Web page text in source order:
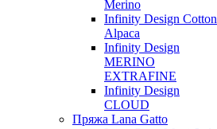
Merino
Infinity Design Cotton
Alpaca
Infinity Design
MERINO
EXTRAFINE
Infinity Design
CLOUD
Пряжа Lana Gatto